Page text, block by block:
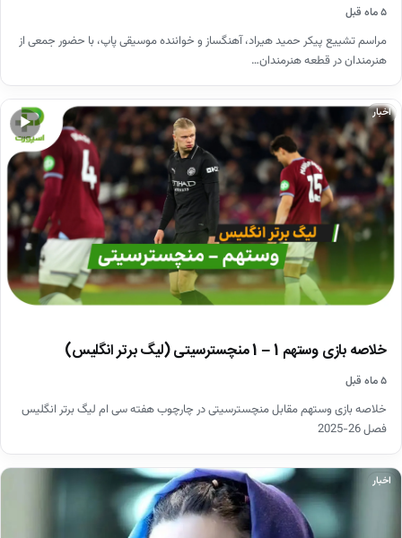
۵ ماه قبل
مراسم تشییع پیکر حمید هیراد، آهنگساز و خواننده موسیقی پاپ، با حضور جمعی از
هنرمندان در قطعه هنرمندان…
▶
اخبار
خلاصه بازی وستهم 1 – 1 منچسترسیتی (لیگ برتر انگلیس)
۵ ماه قبل
خلاصه بازی وستهم مقابل منچسترسیتی در چارچوب هفته سی ام لیگ برتر انگلیس
فصل 26-2025
اخبار